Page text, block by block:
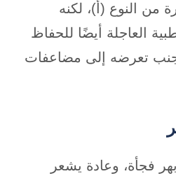
من النوع (أ)، لكنه
العاجلة أيضًا للحفاظ
تعرضه إلى مضاعفات
فجأة، وعادة يشعر